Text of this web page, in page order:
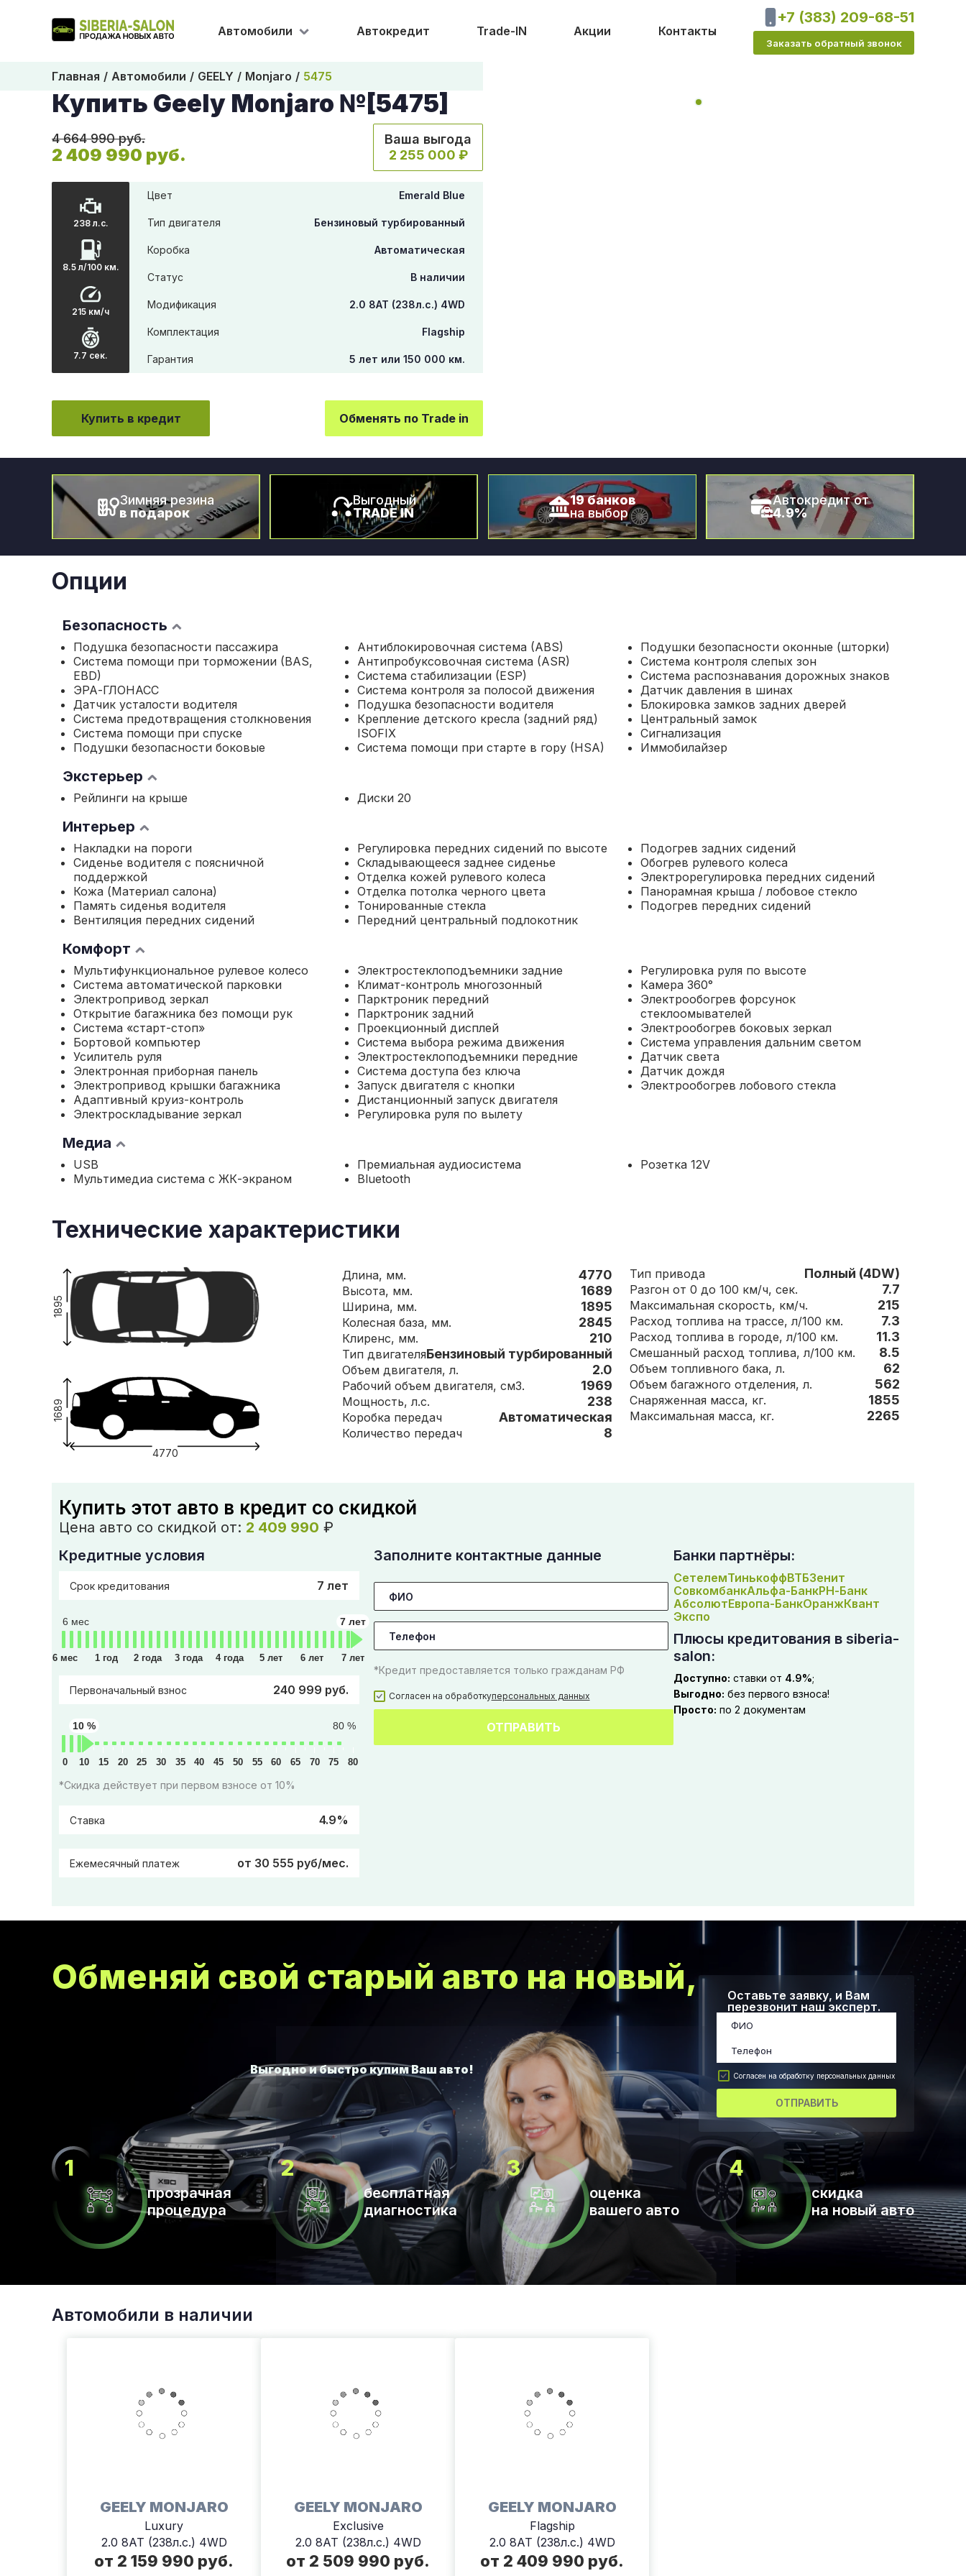
Автомобили Автокредит Trade-IN Акции Контакты
+7 (383) 209-68-51
Заказать обратный звонок
Главная Автомобили GEELY Monjaro 5475
Купить Geely Monjaro №[5475]
4 664 990 руб.
2 409 990 руб.
Ваша выгода
2 255 000 ₽
238 л.с.
8.5 л/100 км.
215 км/ч
7.7 сек.
Цвет Emerald Blue
Тип двигателя Бензиновый турбированный
Коробка Автоматическая
Статус В наличии
Модификация 2.0 8AT (238л.с.) 4WD
Комплектация Flagship
Гарантия 5 лет или 150 000 км.
Купить в кредит Обменять по Trade in
Зимняя резина
в подарок
Выгодный
TRADE IN
19 банков
на выбор
Автокредит от
4.9%
Опции
Безопасность
Подушка безопасности пассажира
Система помощи при торможении (BAS,
EBD)
ЭРА-ГЛОНАСС
Датчик усталости водителя
Система предотвращения столкновения
Система помощи при спуске
Подушки безопасности боковые
Антиблокировочная система (ABS)
Антипробуксовочная система (ASR)
Система стабилизации (ESP)
Система контроля за полосой движения
Подушка безопасности водителя
Крепление детского кресла (задний ряд)
ISOFIX
Система помощи при старте в гору (HSA)
Подушки безопасности оконные (шторки)
Система контроля слепых зон
Система распознавания дорожных знаков
Датчик давления в шинах
Блокировка замков задних дверей
Центральный замок
Сигнализация
Иммобилайзер
Экстерьер
Рейлинги на крыше Диски 20
Интерьер
Накладки на пороги
Сиденье водителя с поясничной
поддержкой
Кожа (Материал салона)
Память сиденья водителя
Вентиляция передних сидений
Регулировка передних сидений по высоте
Складывающееся заднее сиденье
Отделка кожей рулевого колеса
Отделка потолка черного цвета
Тонированные стекла
Передний центральный подлокотник
Подогрев задних сидений
Обогрев рулевого колеса
Электрорегулировка передних сидений
Панорамная крыша / лобовое стекло
Подогрев передних сидений
Комфорт
Мультифункциональное рулевое колесо
Система автоматической парковки
Электропривод зеркал
Открытие багажника без помощи рук
Система «старт-стоп»
Бортовой компьютер
Усилитель руля
Электронная приборная панель
Электропривод крышки багажника
Адаптивный круиз-контроль
Электроскладывание зеркал
Электростеклоподъемники задние
Климат-контроль многозонный
Парктроник передний
Парктроник задний
Проекционный дисплей
Система выбора режима движения
Электростеклоподъемники передние
Система доступа без ключа
Запуск двигателя с кнопки
Дистанционный запуск двигателя
Регулировка руля по вылету
Регулировка руля по высоте
Камера 360°
Электрообогрев форсунок
стеклоомывателей
Электрообогрев боковых зеркал
Система управления дальним светом
Датчик света
Датчик дождя
Электрообогрев лобового стекла
Медиа
USB
Мультимедиа система с ЖК-экраном
Премиальная аудиосистема
Bluetooth
Розетка 12V
Технические характеристики
4770
1689
1895
Длина, мм. 4770
Высота, мм. 1689
Ширина, мм. 1895
Колесная база, мм. 2845
Клиренс, мм. 210
Тип двигателяБензиновый турбированный
Объем двигателя, л. 2.0
Рабочий объем двигателя, см3. 1969
Мощность, л.с. 238
Коробка передач Автоматическая
Количество передач 8
Тип привода Полный (4DW)
Разгон от 0 до 100 км/ч, сек. 7.7
Максимальная скорость, км/ч. 215
Расход топлива на трассе, л/100 км. 7.3
Расход топлива в городе, л/100 км. 11.3
Смешанный расход топлива, л/100 км. 8.5
Объем топливного бака, л. 62
Объем багажного отделения, л. 562
Снаряженная масса, кг. 1855
Максимальная масса, кг. 2265
Купить этот авто в кредит со скидкой
Цена авто со скидкой от: 2 409 990 ₽
Кредитные условия
Срок кредитования 7 лет
6 мес 7 лет
6 мес 1 год 2 года 3 года 4 года 5 лет 6 лет 7 лет
Первоначальный взнос 240 999 руб.
80 %
10 %
0 10 15 20 25 30 35 40 45 50 55 60 65 70 75 80
*Скидка действует при первом взносе от 10%
Ставка 4.9%
Ежемесячный платеж от 30 555 руб/мес.
Заполните контактные данные
*Кредит предоставляется только гражданам РФ
Согласен на обработкуперсональных данных
ОТПРАВИТЬ
Банки партнёры:
СетелемТинькоффВТБЗенит
СовкомбанкАльфа-БанкРН-Банк
АбсолютЕвропа-БанкОранжКвант
Экспо
Плюсы кредитования в siberia-
salon:
Доступно: ставки от 4.9%;
Выгодно: без первого взноса!
Просто: по 2 документам
Обменяй свой старый авто на новый,
Оставьте заявку, и Вам
перезвонит наш эксперт.
Согласен на обработку персональных данных
ОТПРАВИТЬ
прозрачная
процедура
бесплатная
диагностика
оценка
вашего авто
скидка
на новый авто
Автомобили в наличии
GEELY MONJARO
Luxury
2.0 8AT (238л.с.) 4WD
от 2 159 990 руб.
GEELY MONJARO
Exclusive
2.0 8AT (238л.с.) 4WD
от 2 509 990 руб.
GEELY MONJARO
Flagship
2.0 8AT (238л.с.) 4WD
от 2 409 990 руб.